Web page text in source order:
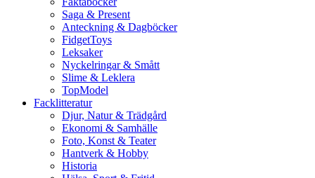
Saga & Present
Anteckning & Dagböcker
FidgetToys
Leksaker
Nyckelringar & Smått
Slime & Leklera
TopModel
Facklitteratur
Djur, Natur & Trädgård
Ekonomi & Samhälle
Foto, Konst & Teater
Hantverk & Hobby
Historia